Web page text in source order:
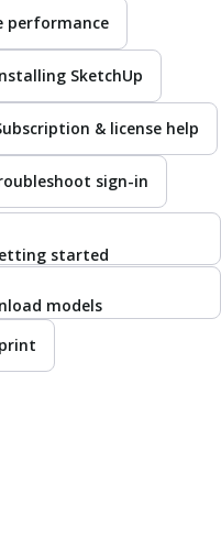
performance
SketchUp
& license help
sign-in
started
models